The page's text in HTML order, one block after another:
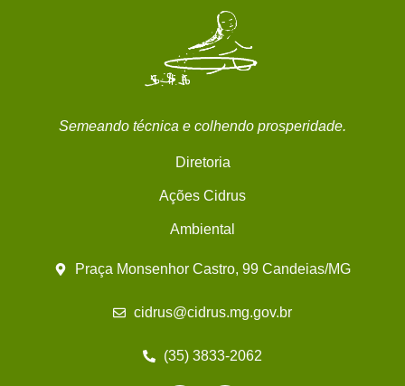
Semeando técnica e colhendo prosperidade.
Diretoria
Ações Cidrus
Ambiental
Praça Monsenhor Castro, 99 Candeias/MG
cidrus@cidrus.mg.gov.br
(35) 3833-2062